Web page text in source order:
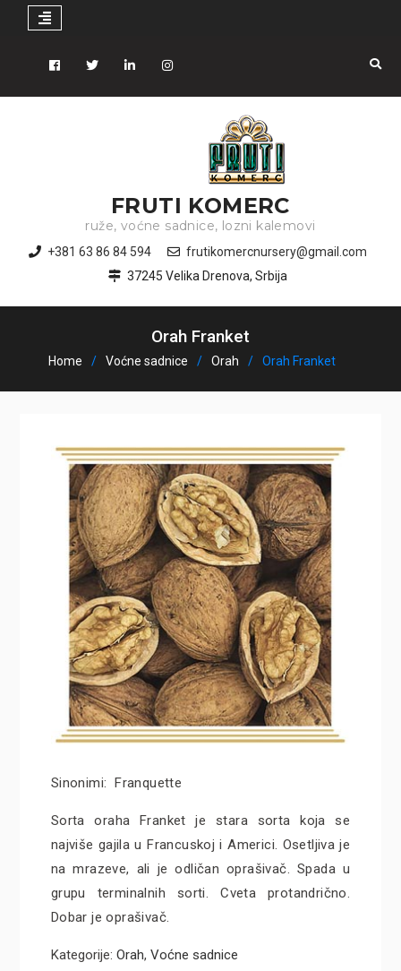
content
FRUTI KOMERC
ruže, voćne sadnice, lozni kalemovi
+381 63 86 84 594
frutikomercnursery@gmail.com
37245 Velika Drenova, Srbija
Orah Franket
Home Voćne sadnice Orah Orah Franket
Sinonimi: Franquette
Sorta oraha Franket je stara sorta koja se
najviše gajila u Francuskoj i Americi. Osetljiva je
na mrazeve, ali je odličan oprašivač. Spada u
grupu terminalnih sorti. Cveta protandrično.
Dobar je oprašivač.
Kategorije: Orah, Voćne sadnice